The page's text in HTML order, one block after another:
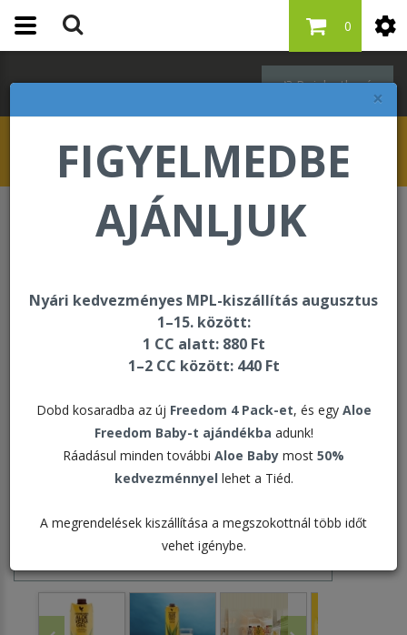
×
FIGYELMEDBE
AJÁNLJUK
Nyári kedvezményes MPL-kiszállítás augusztus
1–15. között:
1 CC alatt: 880 Ft
1–2 CC között: 440 Ft
Dobd kosaradba az új Freedom 4 Pack-et, és egy Aloe
Freedom Baby-t ajándékba adunk!
Ráadásul minden további Aloe Baby most 50%
kedvezménnyel lehet a Tiéd.
A megrendelések kiszállítása a megszokottnál több időt
vehet igénybe.
Bejelentkezés
0
Italok Forever Aloe Vera Gel